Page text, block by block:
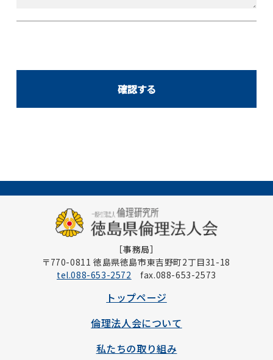
［事務局］
〒770-0811 徳島県徳島市東吉野町2丁目31-18
tel.088-653-2572 fax.088-653-2573
トップページ
倫理法人会について
私たちの取り組み